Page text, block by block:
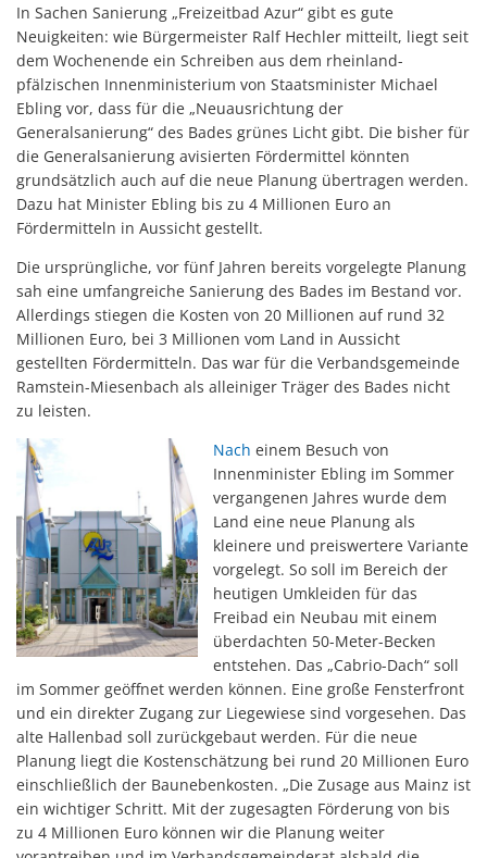
In Sachen Sanierung „Freizeitbad Azur“ gibt es gute
Neuigkeiten: wie Bürgermeister Ralf Hechler mitteilt, liegt seit
dem Wochenende ein Schreiben aus dem rheinland-
pfälzischen Innenministerium von Staatsminister Michael
Ebling vor, dass für die „Neuausrichtung der
Generalsanierung“ des Bades grünes Licht gibt. Die bisher für
die Generalsanierung avisierten Fördermittel könnten
grundsätzlich auch auf die neue Planung übertragen werden.
Dazu hat Minister Ebling bis zu 4 Millionen Euro an
Fördermitteln in Aussicht gestellt.
Die ursprüngliche, vor fünf Jahren bereits vorgelegte Planung
sah eine umfangreiche Sanierung des Bades im Bestand vor.
Allerdings stiegen die Kosten von 20 Millionen auf rund 32
Millionen Euro, bei 3 Millionen vom Land in Aussicht
gestellten Fördermitteln. Das war für die Verbandsgemeinde
Ramstein-Miesenbach als alleiniger Träger des Bades nicht
zu leisten.
Nach einem Besuch von
Innenminister Ebling im Sommer
vergangenen Jahres wurde dem
Land eine neue Planung als
kleinere und preiswertere Variante
vorgelegt. So soll im Bereich der
heutigen Umkleiden für das
Freibad ein Neubau mit einem
überdachten 50-Meter-Becken
entstehen. Das „Cabrio-Dach“ soll
im Sommer geöffnet werden können. Eine große Fensterfront
und ein direkter Zugang zur Liegewiese sind vorgesehen. Das
alte Hallenbad soll zurückgebaut werden. Für die neue
Planung liegt die Kostenschätzung bei rund 20 Millionen Euro
einschließlich der Baunebenkosten. „Die Zusage aus Mainz ist
ein wichtiger Schritt. Mit der zugesagten Förderung von bis
zu 4 Millionen Euro können wir die Planung weiter